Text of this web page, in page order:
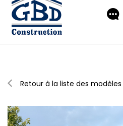
Retour à la liste des modèles